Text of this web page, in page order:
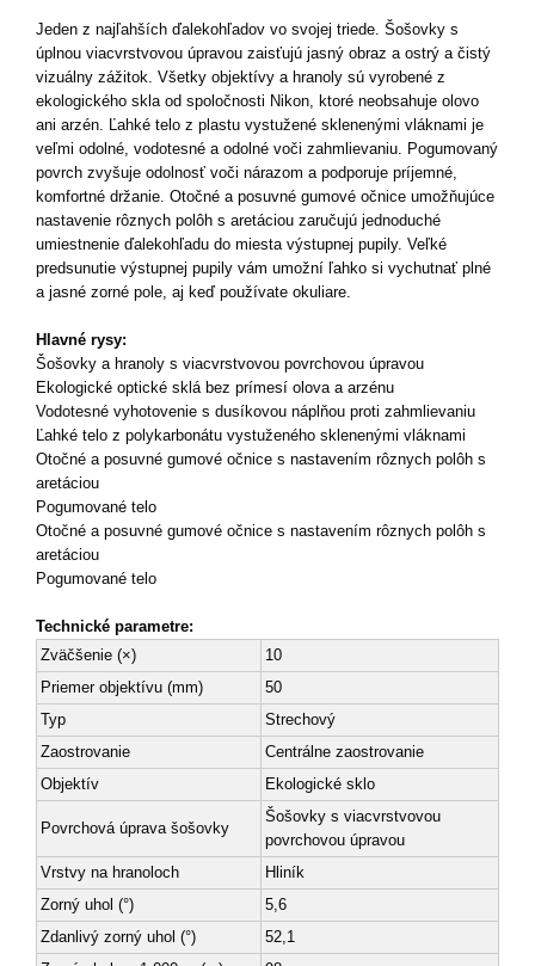
Jeden z najľahších ďalekohľadov vo svojej triede. Šošovky s
úplnou viacvrstvovou úpravou zaisťujú jasný obraz a ostrý a čistý
vizuálny zážitok. Všetky objektívy a hranoly sú vyrobené z
ekologického skla od spoločnosti Nikon, ktoré neobsahuje olovo
ani arzén. Ľahké telo z plastu vystužené sklenenými vláknami je
veľmi odolné, vodotesné a odolné voči zahmlievaniu. Pogumovaný
povrch zvyšuje odolnosť voči nárazom a podporuje príjemné,
komfortné držanie. Otočné a posuvné gumové očnice umožňujúce
nastavenie rôznych polôh s aretáciou zaručujú jednoduché
umiestnenie ďalekohľadu do miesta výstupnej pupily. Veľké
predsunutie výstupnej pupily vám umožní ľahko si vychutnať plné
a jasné zorné pole, aj keď používate okuliare.
Hlavné rysy:
Šošovky a hranoly s viacvrstvovou povrchovou úpravou
Ekologické optické sklá bez prímesí olova a arzénu
Vodotesné vyhotovenie s dusíkovou náplňou proti zahmlievaniu
Ľahké telo z polykarbonátu vystuženého sklenenými vláknami
Otočné a posuvné gumové očnice s nastavením rôznych polôh s
aretáciou
Pogumované telo
Otočné a posuvné gumové očnice s nastavením rôznych polôh s
aretáciou
Pogumované telo
Technické parametre:
Zväčšenie (×)
10
Priemer objektívu (mm)
50
Typ
Strechový
Zaostrovanie
Centrálne zaostrovanie
Objektív
Ekologické sklo
Povrchová úprava šošovky
Šošovky s viacvrstvovou
povrchovou úpravou
Vrstvy na hranoloch
Hliník
Zorný uhol (°)
5,6
Zdanlivý zorný uhol (°)
52,1